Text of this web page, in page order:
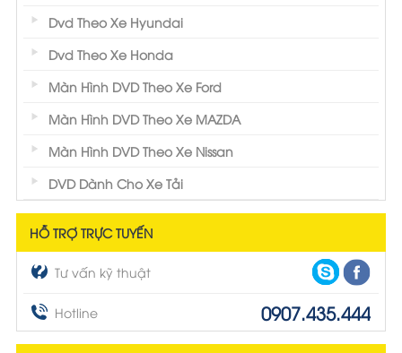
Dvd Theo Xe Hyundai
Dvd Theo Xe Honda
Màn Hình DVD Theo Xe Ford
Màn Hình DVD Theo Xe MAZDA
Màn Hình DVD Theo Xe Nissan
DVD Dành Cho Xe Tải
HỖ TRỢ TRỰC TUYẾN
Tư vấn kỹ thuật
Hotline 0907.435.444